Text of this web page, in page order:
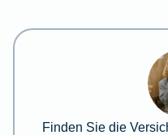
Finden Sie die